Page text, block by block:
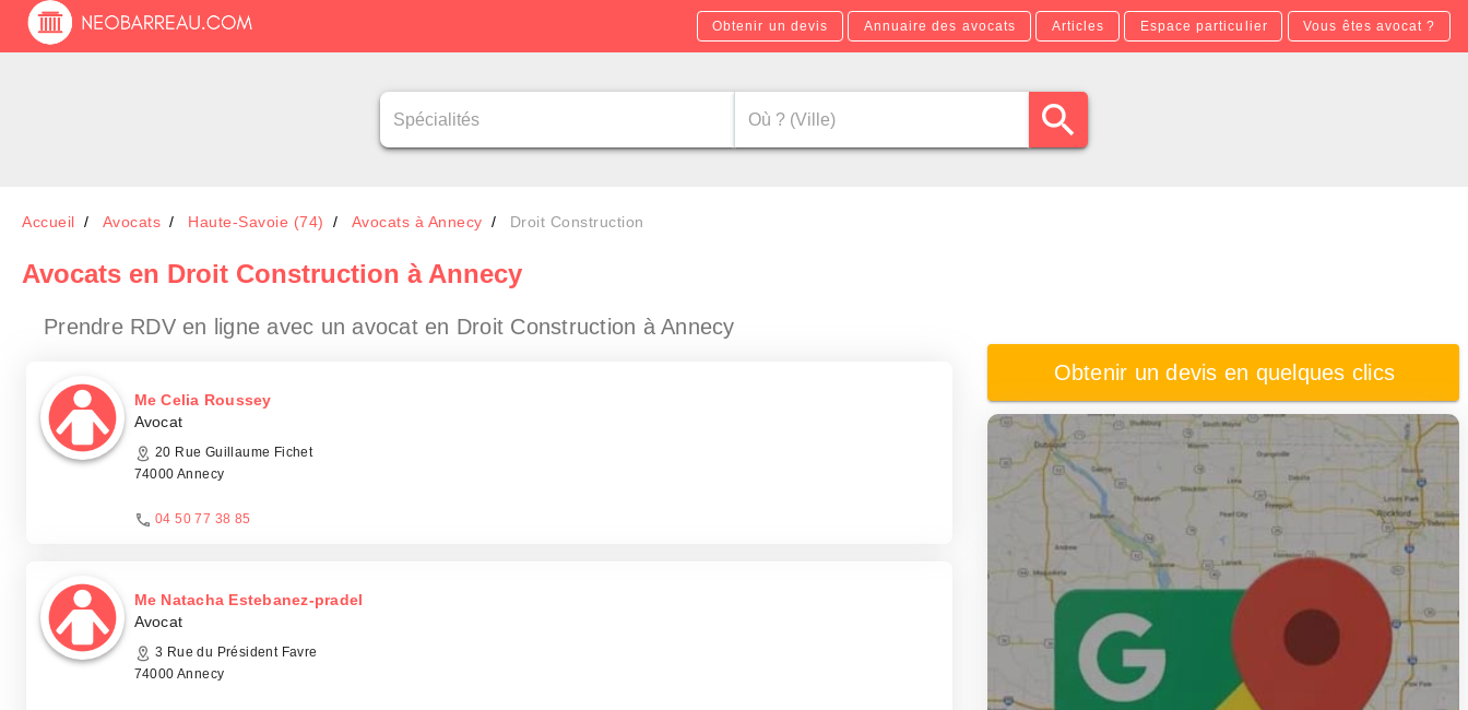
Obtenir un devis Annuaire des avocats Articles Espace particulier Vous êtes avocat ?
Accueil Avocats Haute-Savoie (74) Avocats à Annecy Droit Construction
Avocats en Droit Construction à Annecy
Prendre RDV en ligne avec un avocat en Droit Construction à Annecy
Me Celia Roussey
Avocat
20 Rue Guillaume Fichet
74000 Annecy
04 50 77 38 85
Me Natacha Estebanez-pradel
Avocat
3 Rue du Président Favre
74000 Annecy
Obtenir un devis en quelques clics